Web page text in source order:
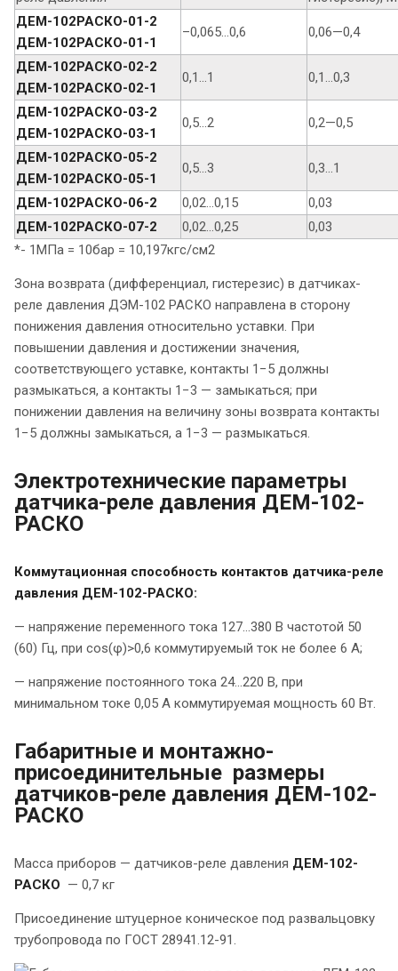
ДЕМ-102РАСКО-01-2
ДЕМ-102РАСКО-01-1
–0,065…0,6 0,06—0,4
ДЕМ-102РАСКО-02-2
ДЕМ-102РАСКО-02-1
0,1…1 0,1…0,3
ДЕМ-102РАСКО-03-2
ДЕМ-102РАСКО-03-1
0,5…2 0,2—0,5
ДЕМ-102РАСКО-05-2
ДЕМ-102РАСКО-05-1
0,5…3 0,3…1
ДЕМ-102РАСКО-06-2 0,02…0,15
0,03
ДЕМ-102РАСКО-07-2
0,02…0,25
0,03
*- 1МПа = 10бар = 10,197кгс/см2
Зона возврата (дифференциал, гистерезис) в датчиках-
реле давления ДЭМ-102 РАСКО направлена в сторону
понижения давления относительно уставки. При
повышении давления и достижении значения,
соответствующего уставке, контакты 1−5 должны
размыкаться, а контакты 1−3 — замыкаться; при
понижении давления на величину зоны возврата контакты
1−5 должны замыкаться, а 1−3 — размыкаться.
Электротехнические параметры
датчика-реле давления ДЕМ-102-
РАСКО
Коммутационная способность контактов датчика-реле
давления ДЕМ-102-РАСКО:
— напряжение переменного тока 127…380 В частотой 50
(60) Гц, при сos(φ)>0,6 коммутируемый ток не более 6 А;
— напряжение постоянного тока 24…220 В, при
минимальном токе 0,05 А коммутируемая мощность 60 Вт.
Габаритные и монтажно-
присоединительные размеры
датчиков-реле давления ДЕМ-102-
РАСКО
Масса приборов — датчиков-реле давления ДЕМ-102-
РАСКО — 0,7 кг
Присоединение штуцерное коническое под развальцовку
трубопровода по ГОСТ 28941.12-91.